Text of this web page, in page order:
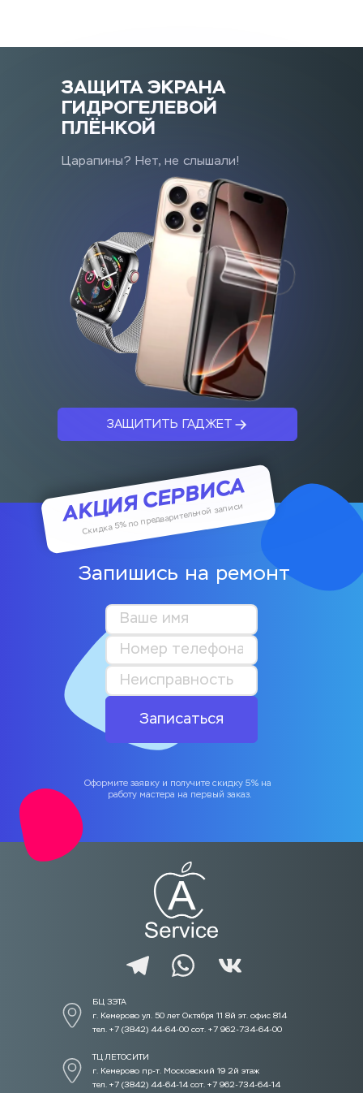
ЗАЩИТА ЭКРАНА
ГИДРОГЕЛЕВОЙ
ПЛЁНКОЙ
Царапины? Нет, не слышали!
ЗАЩИТИТЬ ГАДЖЕТ
Оформите заявку и получите скидку 5% на
работу мастера на первый заказ.
Запишись на ремонт
АКЦИЯ СЕРВИСА
Скидка 5% по предварительной записи
Записаться
БЦ ЗЭТА
г. Кемерово ул. 50 лет Октября 11 8й эт. офис 814
тел. +7 (3842) 44-64-00 сот. +7 962-734-64-00
ТЦ ЛЕТОСИТИ
г. Кемерово пр-т. Московский 19 2й этаж
тел. +7 (3842) 44-64-14 сот. +7 962-734-64-14